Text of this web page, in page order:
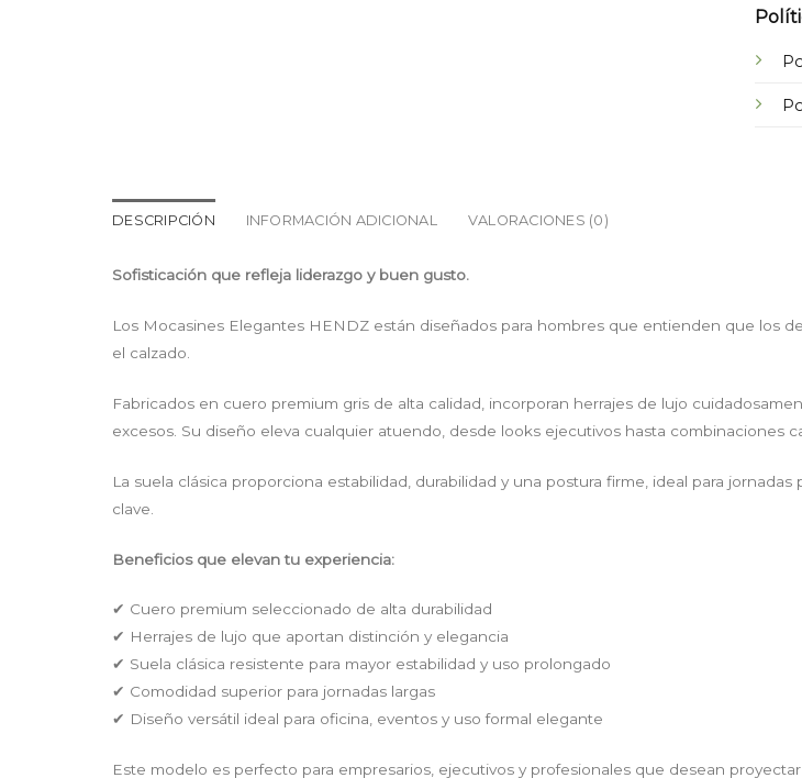
DESCRIPCIÓN INFORMACIÓN ADICIONAL VALORACIONES (0)
Sofisticación que refleja liderazgo y buen gusto.
Los Mocasines Elegantes HENDZ están diseñados para hombres que entienden que los
el calzado.
Fabricados en cuero premium gris de alta calidad, incorporan herrajes de lujo
excesos. Su diseño eleva cualquier atuendo, desde looks ejecutivos hasta combinaciones
La suela clásica proporciona estabilidad, durabilidad y una postura firme, ideal para
clave.
Beneficios que elevan tu experiencia:
✔ Cuero premium seleccionado de alta durabilidad
✔ Herrajes de lujo que aportan distinción y elegancia
✔ Suela clásica resistente para mayor estabilidad y uso prolongado
✔ Comodidad superior para jornadas largas
✔ Diseño versátil ideal para oficina, eventos y uso formal elegante
Este modelo es perfecto para empresarios, ejecutivos y profesionales que desean